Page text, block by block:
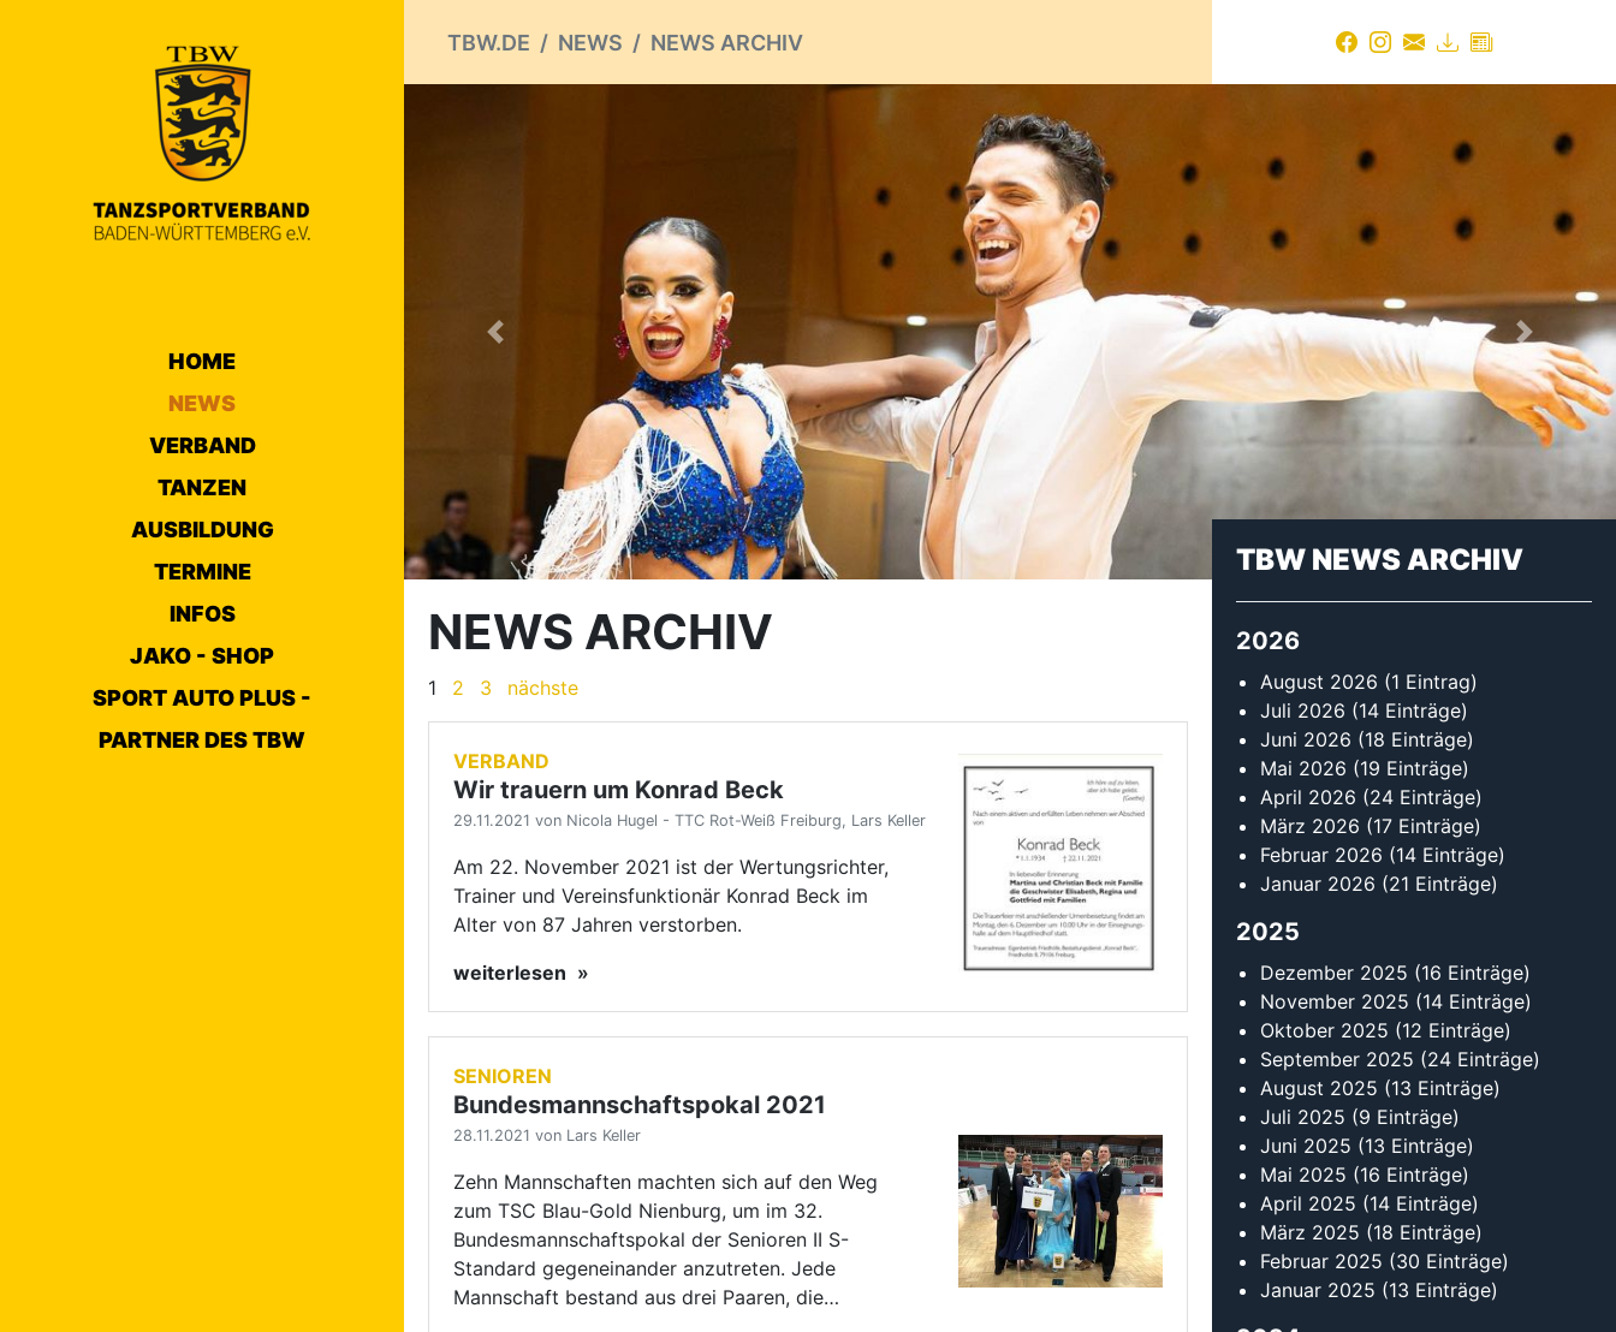
HOME
NEWS
VERBAND
TANZEN
AUSBILDUNG
TERMINE
INFOS
JAKO - SHOP
SPORT AUTO PLUS -
PARTNER DES TBW
TBW.DE NEWS NEWS ARCHIV
NEWS ARCHIV
3
Wir trauern um Konrad Beck
29.11.2021 von Nicola Hugel - TTC Rot-Weiß Freiburg, Lars Keller
Am 22. November 2021 ist der Wertungsrichter,
Trainer und Vereinsfunktionär Konrad Beck im
Alter von 87 Jahren verstorben.
weiterlesen
SENIOREN
Bundesmannschaftspokal 2021
28.11.2021 von Lars Keller
Zehn Mannschaften machten sich auf den Weg
zum TSC Blau-Gold Nienburg, um im 32.
Bundesmannschaftspokal der Senioren II S-
Standard gegeneinander anzutreten. Jede
JUGEND
Zimmer/Kastalion: Nur knapp WM-
28.11.2021 von Lars Keller
Die WDSF Weltmeisterschaft der Jugend Latein
musste 2020 ausfallen. Jetzt endlich konnten die
Pforzheimer Maik Zimmer/Adeline Kastalion
TBW NEWS ARCHIV
August 2026
(1 Eintrag)
Juli 2026(14 Einträge)
Juni 2026 (18 Einträge)
Mai 2026
(24 Einträge)
Februar 2026
(14 Einträge)
November 2025
Oktober 2025(12 Einträge)
September 2025(24 Einträge)
August 2025(13 Einträge)
Juli 2025 (9 Einträge)
Juni 2025(13 Einträge)
Mai 2025(16 Einträge)
April 2025(14 Einträge)
März 2025(18 Einträge)
Januar 2025
2024
Dezember 2024(13 Einträge)
November 2024(11 Einträge)
Oktober 2024(17 Einträge)
September 2024(13 Einträge)
August 2024(10 Einträge)
Juli 2024 (10 Einträge)
Juni 2024(17 Einträge)
Mai 2024(17 Einträge)
April 2024(16 Einträge)
März 2024(18 Einträge)